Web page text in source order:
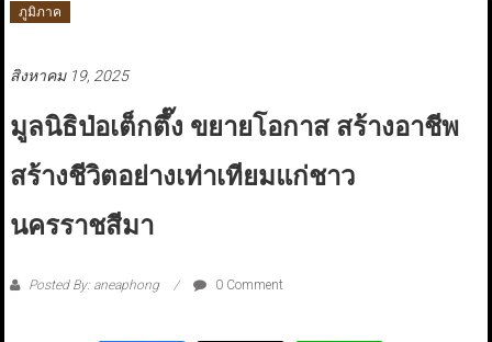
ภูมิภาค
สิงหาคม 19, 2025
มูลนิธิป่อเต็กตึ๊ง ขยายโอกาส สร้างอาชีพ
สร้างชีวิตอย่างเท่าเทียมแก่ชาว
นครราชสีมา
Posted By: aneaphong 0 Comment